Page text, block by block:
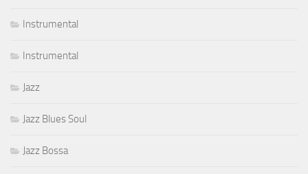
Instrumental
Instrumental
Jazz
Jazz Blues Soul
Jazz Bossa